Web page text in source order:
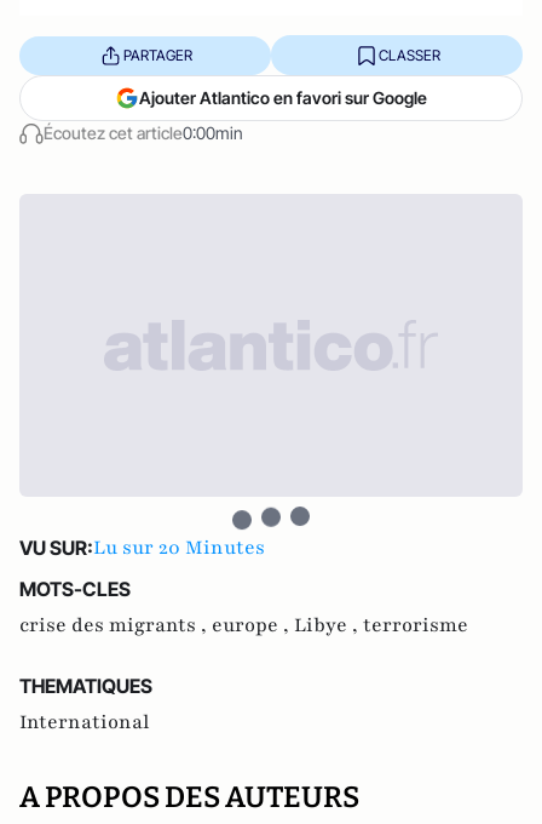
Écoutez cet article0:00min
PARTAGER CLASSER
Ajouter Atlantico en favori sur Google
VU SUR:Lu sur 20 Minutes
MOTS-CLES
crise des migrants , europe , Libye , terrorisme
THEMATIQUES
International
A PROPOS DES AUTEURS